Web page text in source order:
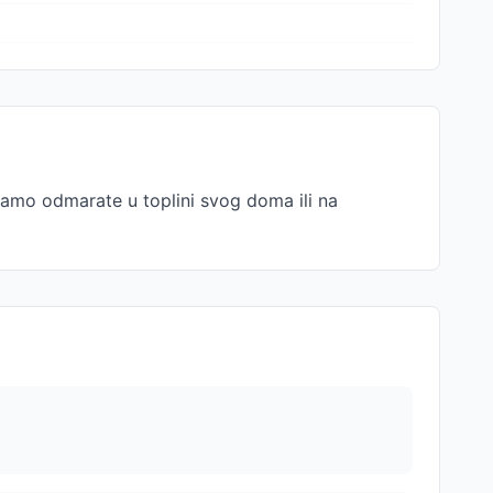
odmarate u toplini svog doma ili na